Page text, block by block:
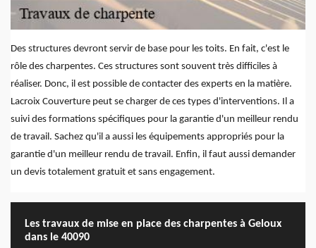
Des structures devront servir de base pour les toits. En fait, c'est le
rôle des charpentes. Ces structures sont souvent très difficiles à
réaliser. Donc, il est possible de contacter des experts en la matière.
Lacroix Couverture peut se charger de ces types d'interventions. Il a
suivi des formations spécifiques pour la garantie d'un meilleur rendu
de travail. Sachez qu'il a aussi les équipements appropriés pour la
garantie d'un meilleur rendu de travail. Enfin, il faut aussi demander
un devis totalement gratuit et sans engagement.
Les travaux de mise en place des charpentes à Geloux
dans le 40090